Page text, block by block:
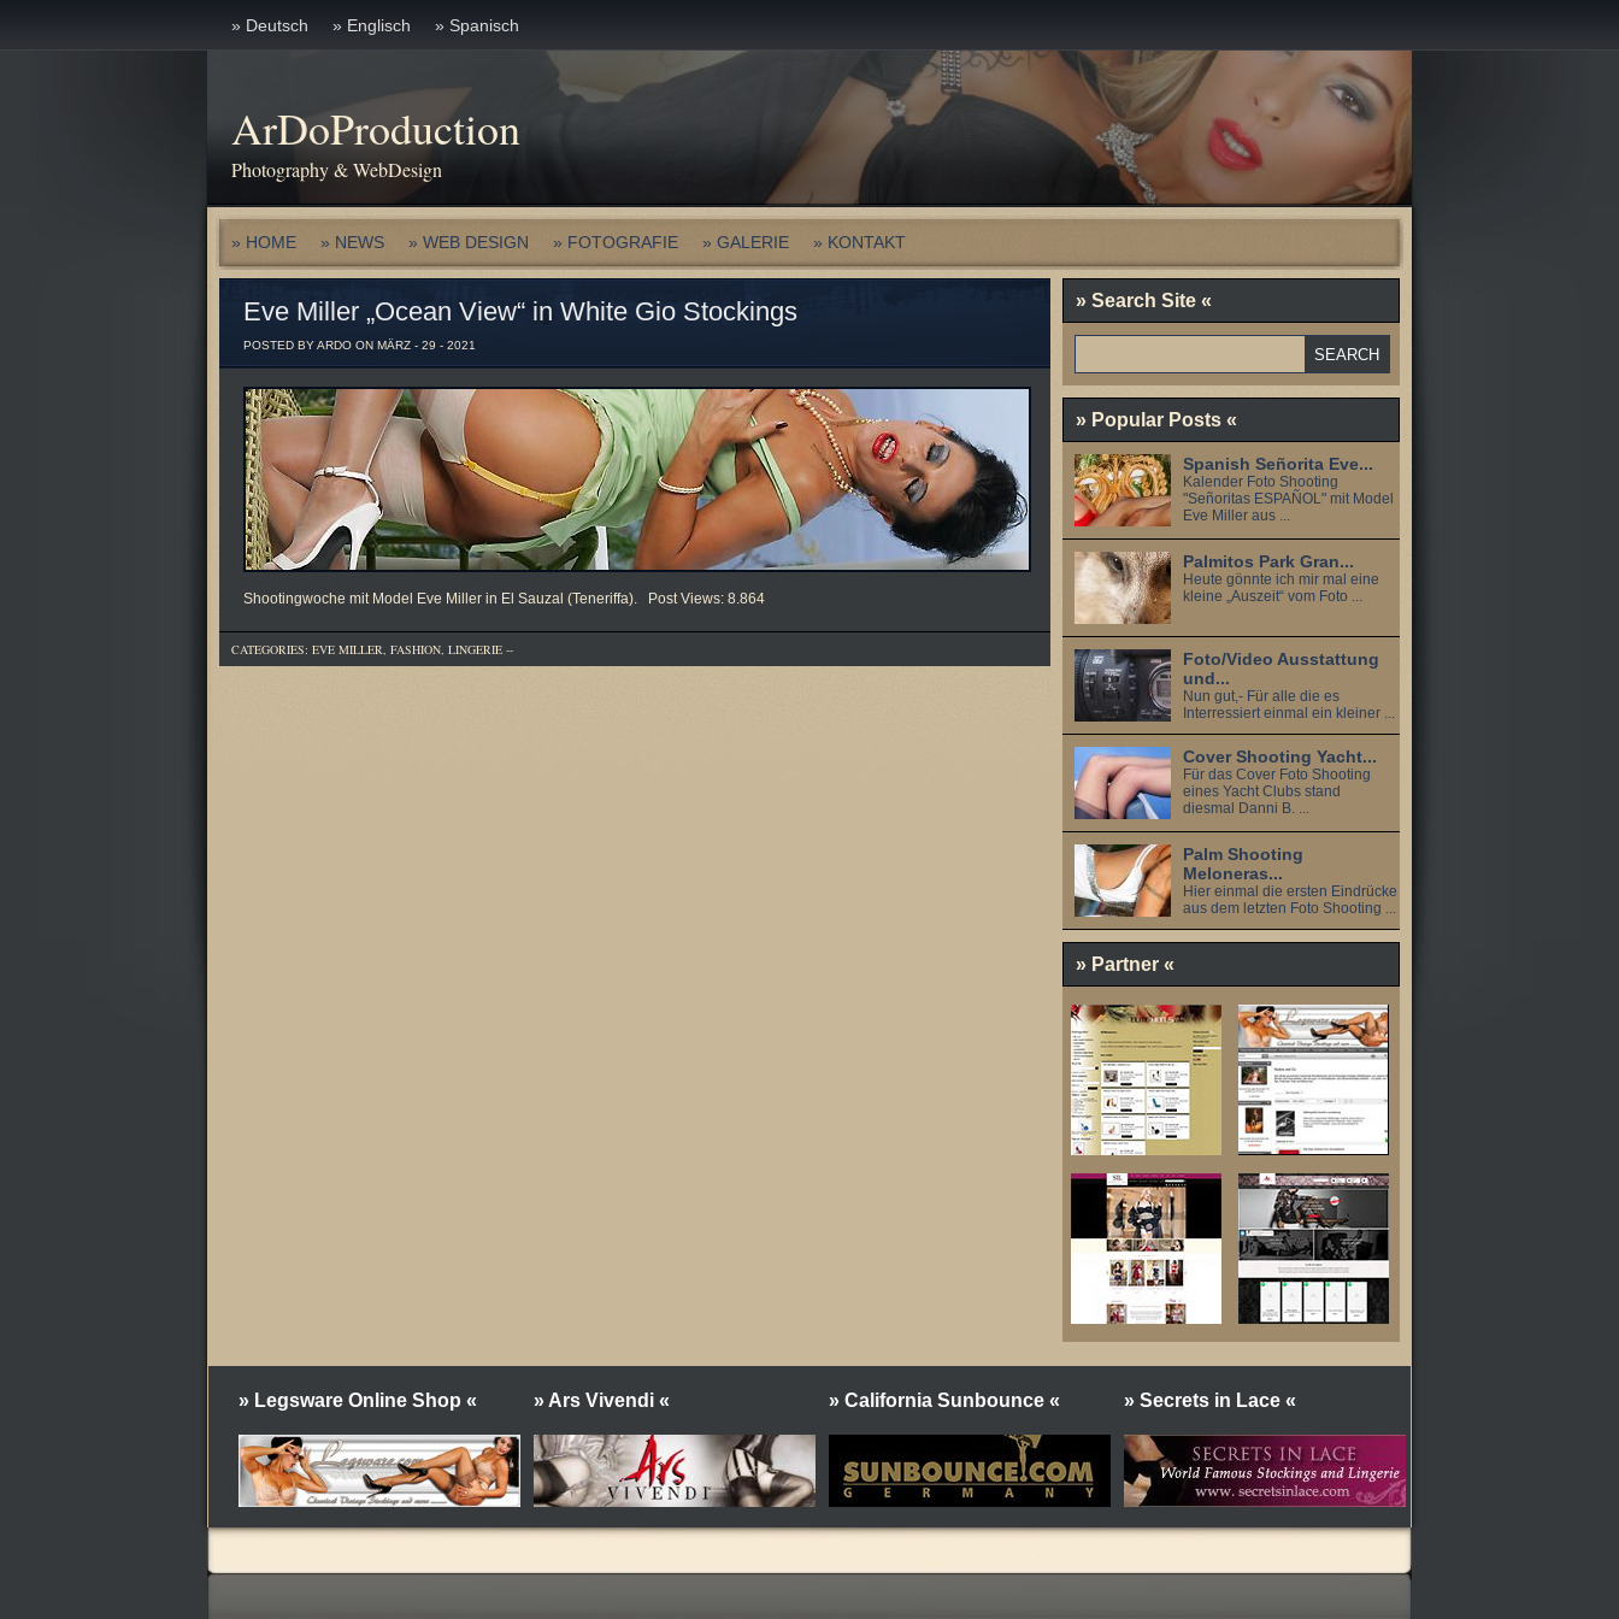
» Deutsch » Englisch » Spanisch
ArDoProduction
Photography & WebDesign
» HOME » NEWS » WEB DESIGN » FOTOGRAFIE » GALERIE » KONTAKT
Eve Miller „Ocean View“ in White Gio Stockings
POSTED BY ARDO ON MÄRZ - 29 - 2021
Shootingwoche mit Model Eve Miller in El Sauzal (Teneriffa). Post Views: 8.864
CATEGORIES: EVE MILLER, FASHION, LINGERIE --
» Search Site «
» Popular Posts «
Spanish Señorita Eve...
Kalender Foto Shooting
"Señoritas ESPAÑOL" mit Model
Eve Miller aus ...
Palmitos Park Gran...
Heute gönnte ich mir mal eine
kleine „Auszeit“ vom Foto ...
Foto/Video Ausstattung
und...
Nun gut,- Für alle die es
Interressiert einmal ein kleiner ...
Cover Shooting Yacht...
Für das Cover Foto Shooting
eines Yacht Clubs stand
diesmal Danni B. ...
Palm Shooting
Meloneras...
Hier einmal die ersten Eindrücke
aus dem letzten Foto Shooting ...
» Partner «
» Legsware Online Shop « » Ars Vivendi « » California Sunbounce « » Secrets in Lace «